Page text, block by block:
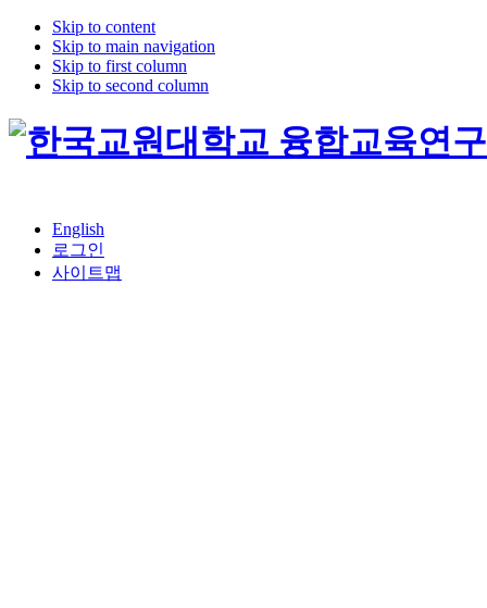
Skip to content
Skip to main navigation
Skip to first column
Skip to second column
English
로그인
사이트맵